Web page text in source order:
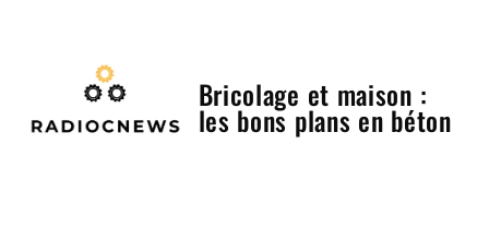
Bricolage et maison :
les bons plans en béton